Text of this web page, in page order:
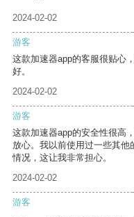
2024-02-02
游客
这款加速器app的客服很贴心
好。
2024-02-02
游客
这款加速器app的安全性很高
放心。我以前使用过一些其他
情况，这让我非常担心。
2024-02-02
游客